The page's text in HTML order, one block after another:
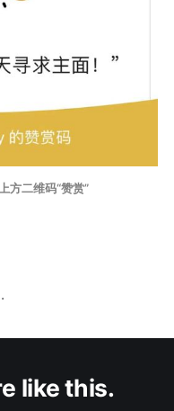
方二维码“赞赏”
.
like this.